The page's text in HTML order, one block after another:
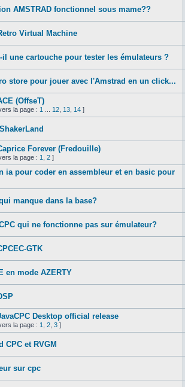
AMSTRAD fonctionnel sous mame??
Virtual Machine
il une cartouche pour tester les émulateurs ?
store pour jouer avec l'Amstrad en un click...
(OffseT)
la page : 1 12 13 14 ]
Forever (Fredouille)
la page : 1 2 ]
ia pour coder en assembleur et en basic pour
manque dans la base?
qui ne fonctionne pas sur émulateur?
GTK
en mode AZERTY
Desktop official release
la page : 1 2 3 ]
CPC et RVGM
sur cpc